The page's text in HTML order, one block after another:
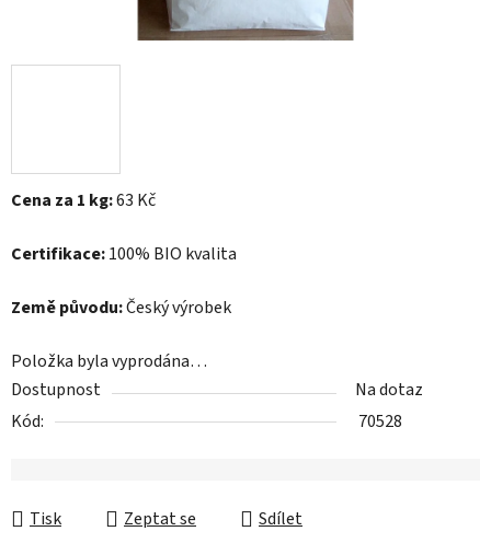
Cena za 1 kg:63 Kč
Certifikace:100% BIO kvalita
Země původu:Český výrobek
Položka byla vyprodána…
Dostupnost
Na dotaz
Kód:
70528
Tisk Zeptat se Sdílet